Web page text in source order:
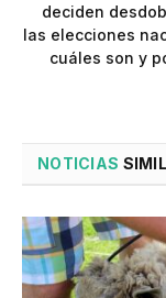
deciden
las elecciones
cuáles son y
NOTICIAS